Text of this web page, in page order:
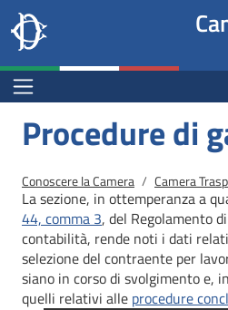
Salta al contenuto principale
Salta al menu di navigazione
Site
header
block
Camera dei deputati
Menu Bar block
Procedure di
Briciole di pane
Conoscere la Camera Camera
La sezione, in ottemperanza a
44, comma 3, del Regolamento
contabilità, rende noti i dati
selezione del contraente per
siano in corso di svolgimento e,
quelli relativi alle procedure
Fine pagina
Salta al contenuto principale
Salta al menu di navigazione
Vai a inizio pagina